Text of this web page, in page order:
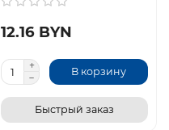
12.16 BYN
В корзину
Быстрый заказ